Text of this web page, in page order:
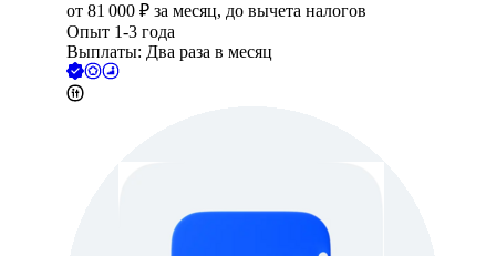
от 81 000 ₽ за месяц, до вычета налогов
Опыт 1-3 года
Выплаты: Два раза в месяц